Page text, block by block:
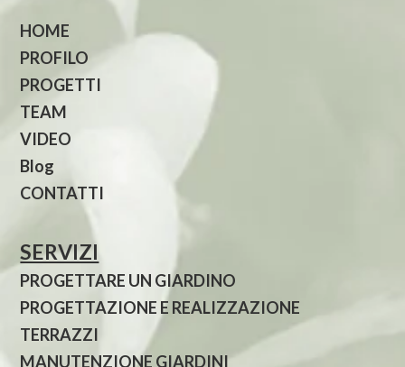
HOME
PROFILO
PROGETTI
TEAM
VIDEO
Blog
CONTATTI
SERVIZI
PROGETTARE UN GIARDINO
PROGETTAZIONE E REALIZZAZIONE
TERRAZZI
MANUTENZIONE GIARDINI